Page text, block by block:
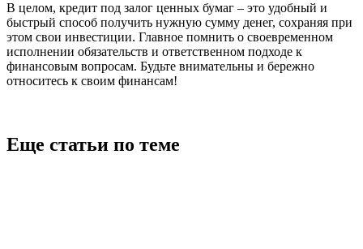
В целом, кредит под залог ценных бумаг – это удобный и
быстрый способ получить нужную сумму денег, сохраняя при
этом свои инвестиции. Главное помнить о своевременном
исполнении обязательств и ответственном подходе к
финансовым вопросам. Будьте внимательны и бережно
относитесь к своим финансам!
Еще статьи по теме